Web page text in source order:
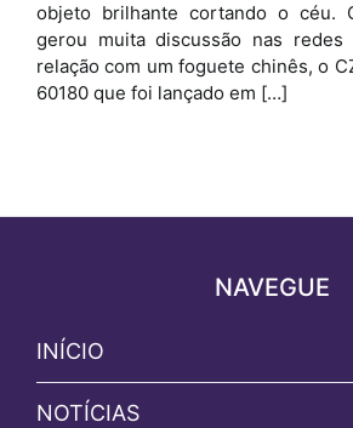
objeto brilhante cortando o céu.
gerou muita discussão nas
relação com um foguete chinês, o
60180 que foi lançado em […]
NAVEGUE
INÍCIO
NOTÍCIAS